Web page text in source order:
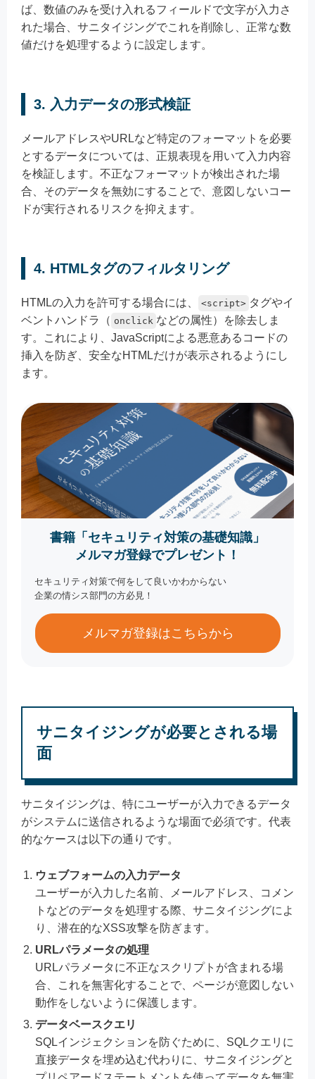
ば、数値のみを受け入れるフィールドで文字が入力さ
れた場合、サニタイジングでこれを削除し、正常な数
値だけを処理するように設定します。
3. 入力データの形式検証
メールアドレスやURLなど特定のフォーマットを必要
とするデータについては、正規表現を用いて入力内容
を検証します。不正なフォーマットが検出された場
合、そのデータを無効にすることで、意図しないコー
ドが実行されるリスクを抑えます。
4. HTMLタグのフィルタリング
HTMLの入力を許可する場合には、 <script> タグやイ
ベントハンドラ（ onclick などの属性）を除去しま
す。これにより、JavaScriptによる悪意あるコードの
挿入を防ぎ、安全なHTMLだけが表示されるようにし
ます。
書籍「セキュリティ対策の基礎知識」
メルマガ登録でプレゼント！
セキュリティ対策で何をして良いかわからない
企業の情シス部門の方必見！
メルマガ登録はこちらから
サニタイジングが必要とされる場
面
サニタイジングは、特にユーザーが入力できるデータ
がシステムに送信されるような場面で必須です。代表
的なケースは以下の通りです。
ウェブフォームの入力データ
ユーザーが入力した名前、メールアドレス、コメン
トなどのデータを処理する際、サニタイジングによ
り、潜在的なXSS攻撃を防ぎます。
URLパラメータの処理
URLパラメータに不正なスクリプトが含まれる場
合、これを無害化することで、ページが意図しない
動作をしないように保護します。
データベースクエリ
SQLインジェクションを防ぐために、SQLクエリに
直接データを埋め込む代わりに、サニタイジングと